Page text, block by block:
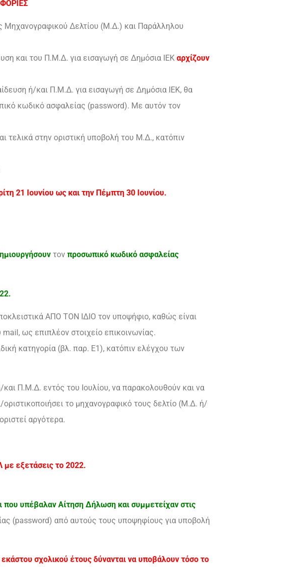
Μηχανογραφικού Δελτίου (Μ.Δ.) και Παράλληλου
και του Π.Μ.Δ. για εισαγωγή σε Δημόσια ΙΕΚ αρχίζουν
ή/και Π.Μ.Δ. για εισαγωγή σε Δημόσια ΙΕΚ, θα
κωδικό ασφαλείας (password). Με αυτόν τον
στην οριστική υποβολή του Μ.Δ., κατόπιν
21 Ιουνίου ως και την Πέμπτη 30 Ιουνίου.
τον προσωπικό κωδικό ασφαλείας
ΑΠΟ ΤΟΝ ΙΔΙΟ τον υποψήφιο, καθώς είναι
ως επιπλέον στοιχείο επικοινωνίας.
κατηγορία (βλ. παρ. Ε1), κατόπιν ελέγχου των
Π.Μ.Δ. εντός του Ιουλίου, να παρακολουθούν και να
το μηχανογραφικό τους δελτίο (Μ.Δ. ή/
αργότερα.
εξετάσεις το 2022.
που υπέβαλαν Αίτηση Δήλωση και συμμετείχαν στις
(password) από αυτούς τους υποψηφίους για υποβολή
σχολικού έτους δύνανται να υποβάλουν τόσο το